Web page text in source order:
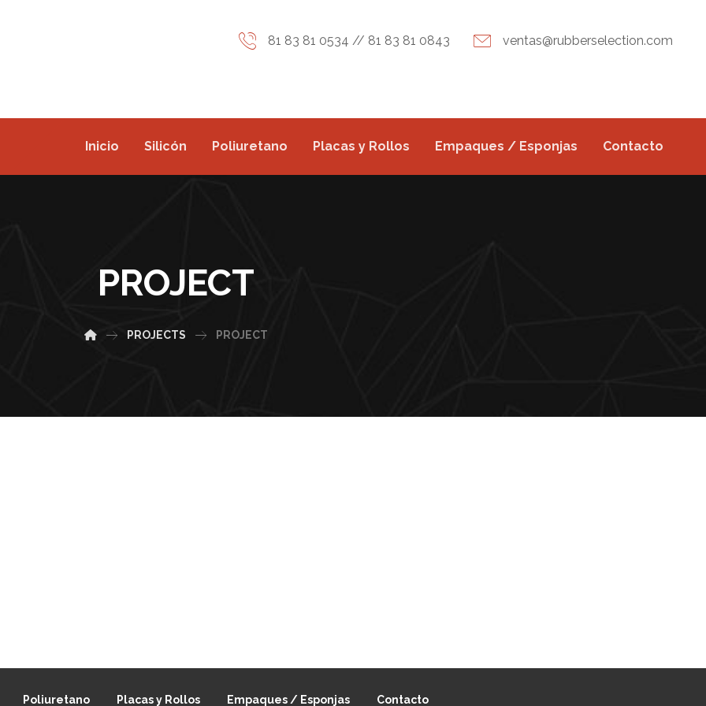
ventas@rubberselection.com
81 83 81 0534 // 81 83 81 0843
Inicio Silicón Poliuretano Placas y Rollos Empaques / Esponjas Contacto
PROJECT
PROJECTS PROJECT
Poliuretano Placas y Rollos Empaques / Esponjas Contacto